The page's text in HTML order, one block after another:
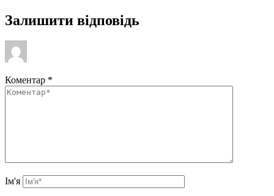
Залишити відповідь
Коментар *
Ім'я